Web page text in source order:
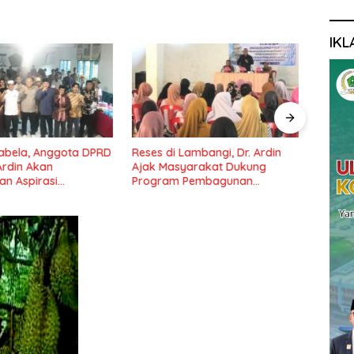
Dr. Ardin
Dukung
Komisi II DPRD Konawe Kunker
ke PT VDNI